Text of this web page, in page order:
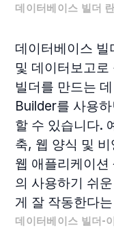
데이터베이스 빌더
데이터베이스 빌
및 데이터보고
빌더를 만드는
Builder를 사용
할 수 있습니다.
축, 웹 양식 및
웹 애플리케이
의 사용하기 쉬
게 잘 작동한다
데이터베이스 빌더-